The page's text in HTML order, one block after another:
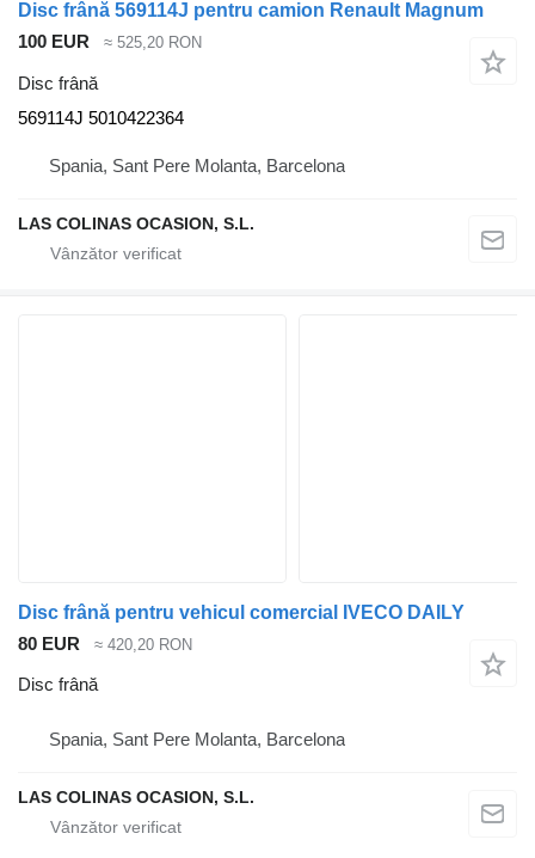
Disc frână 569114J pentru camion Renault Magnum
100 EUR
≈ 525,20 RON
Disc frână
569114J 5010422364
Spania, Sant Pere Molanta, Barcelona
LAS COLINAS OCASION, S.L.
Disc frână pentru vehicul comercial IVECO DAILY
80 EUR
≈ 420,20 RON
Disc frână
Spania, Sant Pere Molanta, Barcelona
LAS COLINAS OCASION, S.L.